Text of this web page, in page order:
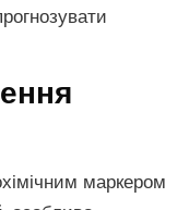
маркером